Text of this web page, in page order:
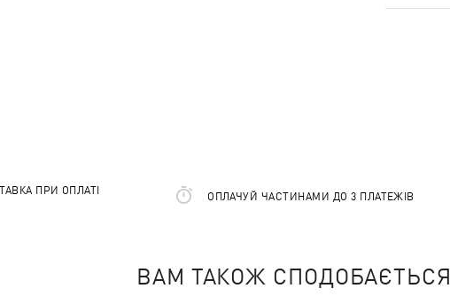
ПРИ ОПЛАТІ
ОПЛАЧУЙ ЧАСТИНАМИ ДО 3 ПЛАТЕЖІВ
ВАМ ТАКОЖ СПОДОБАЄТЬСЯ